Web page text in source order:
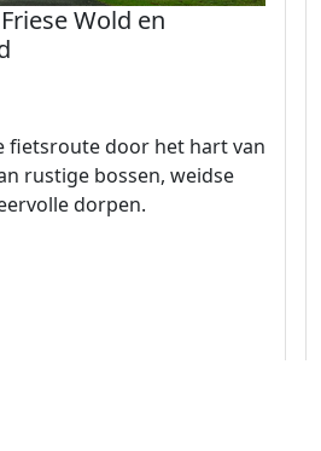
Wold en
fietsroute door het hart van
rustige bossen, weidse
dorpen.